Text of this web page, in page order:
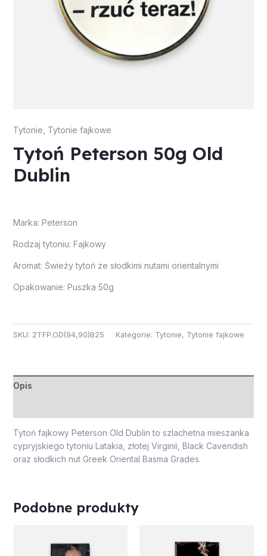
Tytonie Tytonie fajkowe
Tytoń Peterson 50g Old
Dublin
Marka: Peterson
Rodzaj tytoniu: Fajkowy
Aromat: Świeży tytoń ze słodkimi nutami orientalnymi
Opakowanie: Puszka 50g
SKU: 2TFP.OD(94,90)B25 Kategorie: Tytonie, Tytonie fajkowe
Opis
Tytoń fajkowy Peterson Old Dublin to szlachetna mieszanka
cypryjskiego tytoniu Latakia, złotej Virginii, Black Cavendish
oraz słodkich nut Greek Oriental Basma Grades.
Podobne produkty